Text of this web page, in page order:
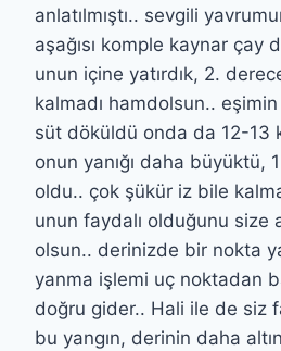
anlatılmıştı.. sevgili
aşağısı komple kaynar çay
unun içine yatırdık, 2.
kalmadı hamdolsun..
süt döküldü onda da 12-13
onun yanığı daha büyüktü,
oldu.. çok şükür iz bile
unun faydalı olduğunu size
olsun.. derinizde bir nokta
yanma işlemi uç noktadan
doğru gider.. Hali ile de siz
bu yangın, derinin daha